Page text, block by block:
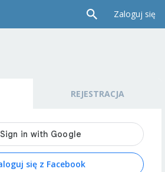
Zaloguj się
REJESTRACJA
się z Facebook